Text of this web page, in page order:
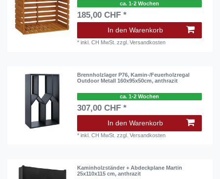
ca. 1-2 Wochen
185,00 CHF *
In den Warenkorb
*inkl. CH MwSt. zzgl.Versandkosten
Brennholzlager P76, Kamin-/Feuerholzregal
Outdoor Metall 160x95x50cm, anthrazit
ca. 1-2 Wochen
307,00 CHF *
In den Warenkorb
*inkl. CH MwSt. zzgl.Versandkosten
Kaminholzständer + Abdeckplane Martin
25x110x115 cm, anthrazit